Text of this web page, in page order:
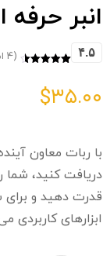
انبر
۴.۵
در
امتیازدهی
(۴ امتیاز)
$۳۵.۰۰
با ربات معاون
دریافت کنید، شما
قدرت دهید و برای
ابزارهای کاربردی